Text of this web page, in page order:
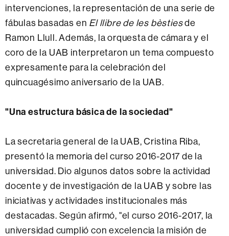
intervenciones, la representación de una serie de
fábulas basadas en El llibre de les bèstiesde
Ramon Llull. Además, la orquesta de cámara y el
coro de la UAB interpretaron un tema compuesto
expresamente para la celebración del
quincuagésimo aniversario de la UAB.
"Una estructura básica de la sociedad"
La secretaria general de la UAB, Cristina Riba,
presentó la memoria del curso 2016-2017 de la
universidad. Dio algunos datos sobre la actividad
docente y de investigación de la UAB y sobre las
iniciativas y actividades institucionales más
destacadas. Según afirmó, "el curso 2016-2017, la
universidad cumplió con excelencia la misión de